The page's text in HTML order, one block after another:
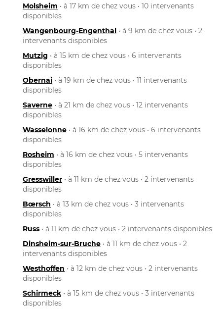
Molsheim • à 17 km de chez vous • 10 intervenants
disponibles
Wangenbourg-Engenthal • à 9 km de chez vous • 2
intervenants disponibles
Mutzig • à 15 km de chez vous • 6 intervenants
disponibles
Obernai • à 19 km de chez vous • 11 intervenants
disponibles
Saverne • à 21 km de chez vous • 12 intervenants
disponibles
Wasselonne • à 16 km de chez vous • 6 intervenants
disponibles
Rosheim • à 16 km de chez vous • 5 intervenants
disponibles
Gresswiller • à 11 km de chez vous • 2 intervenants
disponibles
Bœrsch • à 13 km de chez vous • 3 intervenants
disponibles
Russ • à 11 km de chez vous • 2 intervenants disponibles
Dinsheim-sur-Bruche • à 11 km de chez vous • 2
intervenants disponibles
Westhoffen • à 12 km de chez vous • 2 intervenants
disponibles
Schirmeck • à 15 km de chez vous • 3 intervenants
disponibles